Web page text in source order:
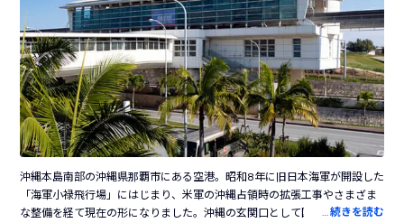
沖縄本島南部の沖縄県那覇市にある空港。昭和8年に旧日本海軍が開設した
「海軍小禄飛行場」にはじまり、米軍の沖縄占領時の拡張工事やさまざま
な整備を経て現在の形になりました。沖縄の玄関口として国内外を、そし
…続きを読む